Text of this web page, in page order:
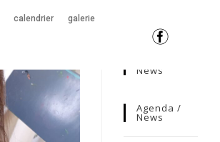
calendrier galerie
News
Agenda /
News